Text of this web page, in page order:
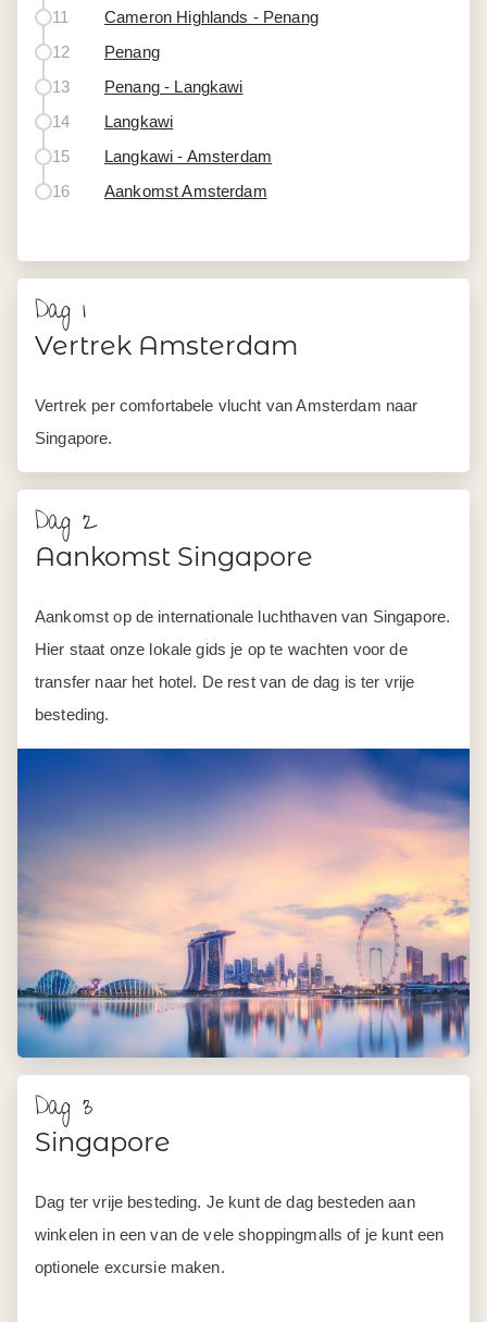
11
Cameron Highlands - Penang
12
Penang
13
Penang - Langkawi
14
Langkawi
15
Langkawi - Amsterdam
16
Aankomst Amsterdam
Dag 1
Vertrek Amsterdam
Vertrek per comfortabele vlucht van Amsterdam naar
Singapore.
Dag 2
Aankomst Singapore
Aankomst op de internationale luchthaven van Singapore.
Hier staat onze lokale gids je op te wachten voor de
transfer naar het hotel. De rest van de dag is ter vrije
besteding.
Dag 3
Singapore
Dag ter vrije besteding. Je kunt de dag besteden aan
winkelen in een van de vele shoppingmalls of je kunt een
optionele excursie maken.